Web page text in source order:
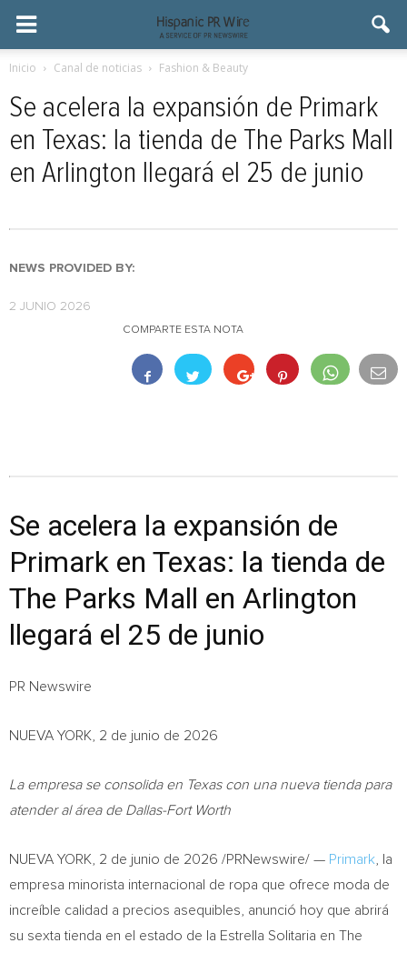
Inicio Canal de noticias Fashion & Beauty
Se acelera la expansión de Primark
en Texas: la tienda de The Parks Mall
en Arlington llegará el 25 de junio
NEWS PROVIDED BY:
2 JUNIO 2026
COMPARTE ESTA NOTA
Se acelera la expansión de
Primark en Texas: la tienda de
The Parks Mall en Arlington
llegará el 25 de junio
PR Newswire
NUEVA YORK, 2 de junio de 2026
La empresa se consolida en Texas con una nueva tienda para
atender al área de Dallas-Fort Worth
NUEVA YORK 2 de junio de 2026 /PRNewswire/ — Primark , la
empresa minorista internacional de ropa que ofrece moda de
increíble calidad a precios asequibles, anunció hoy que abrirá
su sexta tienda en el estado de la Estrella Solitaria en The